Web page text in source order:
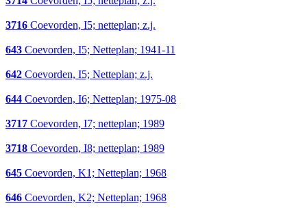
3716 Coevorden, I5; netteplan; z.j.
643 Coevorden, I5; Netteplan; 1941-11
642 Coevorden, I5; Netteplan; z.j.
644 Coevorden, I6; Netteplan; 1975-08
3717 Coevorden, I7; netteplan; 1989
3718 Coevorden, I8; netteplan; 1989
645 Coevorden, K1; Netteplan; 1968
646 Coevorden, K2; Netteplan; 1968